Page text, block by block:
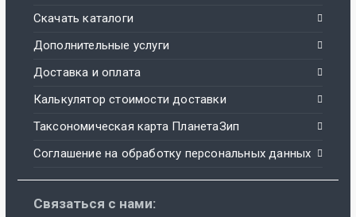
Скачать каталоги
Дополнительные услуги
Доставка и оплата
Калькулятор стоимости доставки
Таксономическая карта ПланетаЗип
Соглашение на обработку персональных данных
Связаться с нами: